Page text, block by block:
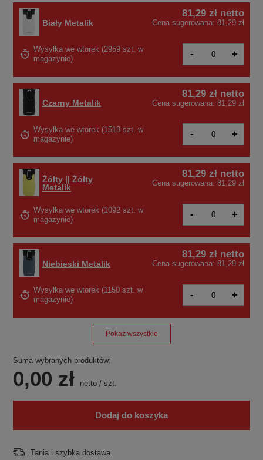
Czarny Metalik
81,29 zł netto
Cena sugerowana: 81,29 zł
Wysyłka we wtorek (1518 szt. w
magazynie)
- +
Żółty || Żółty
Metalik
81,29 zł netto
Cena sugerowana: 81,29 zł
Wysyłka we wtorek (1092 szt. w
magazynie)
- +
Niebieski Metalik
81,29 zł netto
Cena sugerowana: 81,29 zł
Wysyłka we wtorek (1150 szt. w
magazynie)
- +
Biały Metalik
81,29 zł netto
Cena sugerowana: 81,29 zł
Wysyłka we wtorek (2959 szt. w
magazynie) - +
Pokaż wszystkie
Suma wybranych produktów:
0,00 zł netto / szt.
Dodaj do koszyka
Tania i szybka dostawa